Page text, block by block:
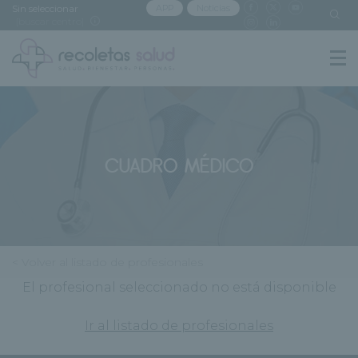
CUADRO MÉDICO
El profesional seleccionado no está disponible
Ir al listado de profesionales